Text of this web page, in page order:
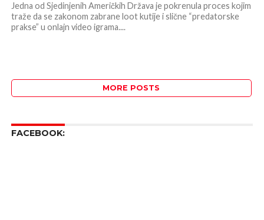
Jedna od Sjedinjenih Američkih Država je pokrenula proces kojim
traže da se zakonom zabrane loot kutije i slične “predatorske
prakse” u onlajn video igrama....
MORE POSTS
FACEBOOK: